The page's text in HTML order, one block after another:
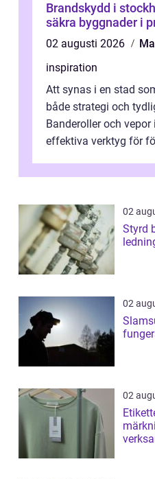
Brandskydd i stockholm så
säkra byggnader i
02 augusti 2026
inspiration
Att synas i en stad
både strategi och
Banderoller och
effektiva verktyg för
02
Styrd
02
Slamsugning
02